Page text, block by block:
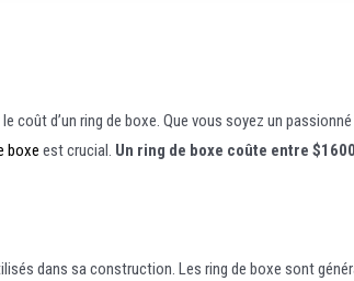
d’un ring de boxe. Que vous soyez un
boxe est crucial. Un ring de boxe coûte entre
dans sa construction. Les ring de boxe sont